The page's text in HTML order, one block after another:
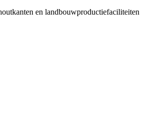
en landbouwproductiefaciliteiten